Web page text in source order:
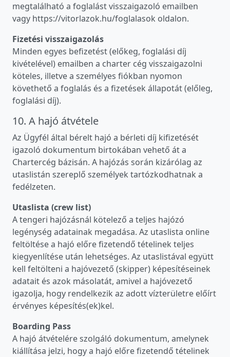
megtalálható a foglalást visszaigazoló emailben
vagy https://vitorlazok.hu/foglalasok oldalon.
Fizetési visszaigazolás
Minden egyes befizetést (előkeg, foglalási díj
kivételével) emailben a charter cég visszaigazolni
köteles, illetve a személyes fiókban nyomon
követhető a foglalás és a fizetések állapotát (előleg,
foglalási díj).
10. A hajó átvétele
Az Ügyfél által bérelt hajó a bérleti díj kifizetését
igazoló dokumentum birtokában vehető át a
Chartercég bázisán. A hajózás során kizárólag az
utaslistán szereplő személyek tartózkodhatnak a
fedélzeten.
Utaslista (crew list)
A tengeri hajózásnál kötelező a teljes hajózó
legénység adatainak megadása. Az utaslista online
feltöltése a hajó előre fizetendő tételinek teljes
kiegyenlítése után lehetséges. Az utaslistával együtt
kell feltölteni a hajóvezető (skipper) képesítéseinek
adatait és azok másolatát, amivel a hajóvezető
igazolja, hogy rendelkezik az adott vízterületre előírt
érvényes képesítés(ek)kel.
Boarding Pass
A hajó átvételére szolgáló dokumentum, amelynek
kiállítása jelzi, hogy a hajó előre fizetendő tételinek